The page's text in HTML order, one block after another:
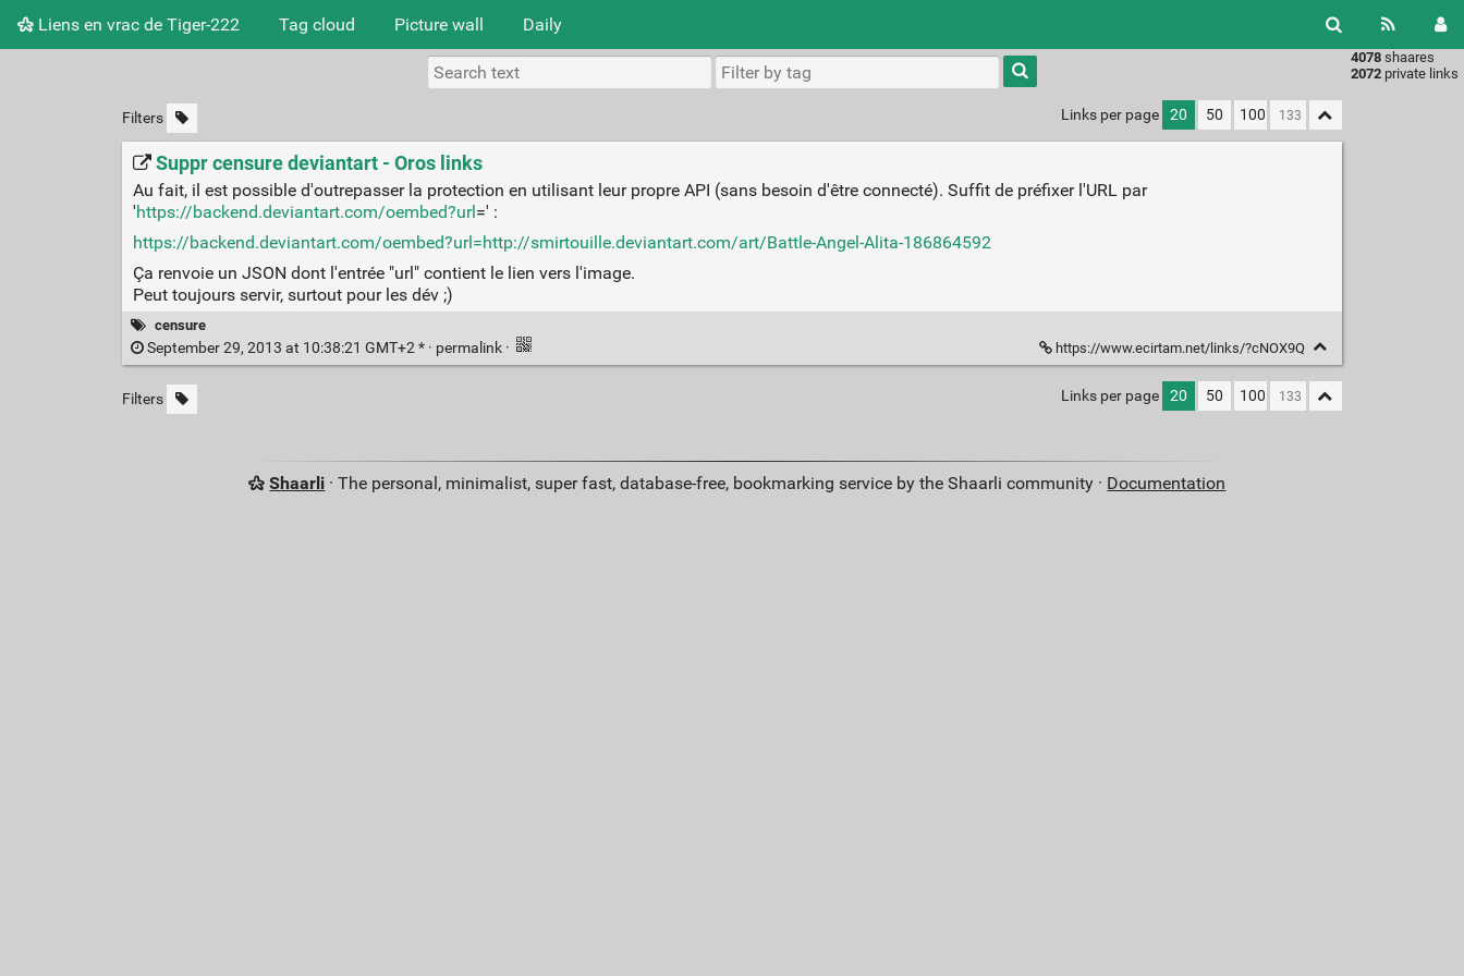
Liens en vrac de Tiger-222 Tag cloud Picture wall Daily
4078 shaares
2072 private links
Type 1 or
more
characters
results.
Filters Links per page 20 50 100
Suppr censure deviantart - Oros links
Au fait, il est possible d'outrepasser la protection en utilisant leur propre API (sans besoin d'être connecté). Suffit de préfixer l'URL par
'https://backend.deviantart.com/oembed?url=' :
https://backend.deviantart.com/oembed?url=http://smirtouille.deviantart.com/art/Battle-Angel-Alita-186864592
Ça renvoie un JSON dont l'entrée "url" contient le lien vers l'image.
Peut toujours servir, surtout pour les dév ;)
censure
September 29, 2013 at 10:38:21 GMT+2 * · permalink · https://www.ecirtam.net/links/?cNOX9Q
Filters Links per page 20 50 100
Shaarli · The personal, minimalist, super fast, database-free, bookmarking service by the Shaarli community · Documentation